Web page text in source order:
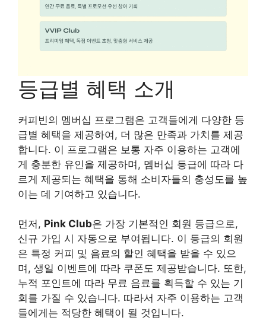
등급별 혜택 소개
커피빈의 멤버십 프로그램은 고객들에게 다양한 등
급별 혜택을 제공하여, 더 많은 만족과 가치를 제공
합니다. 이 프로그램은 보통 자주 이용하는 고객에
게 충분한 유인을 제공하며, 멤버십 등급에 따라 다
르게 제공되는 혜택을 통해 소비자들의 충성도를 높
이는 데 기여하고 있습니다.
먼저, Pink Club은 가장 기본적인 회원 등급으로,
신규 가입 시 자동으로 부여됩니다. 이 등급의 회원
은 특정 커피 및 음료의 할인 혜택을 받을 수 있으
며, 생일 이벤트에 따라 쿠폰도 제공받습니다. 또한,
누적 포인트에 따라 무료 음료를 획득할 수 있는 기
회를 가질 수 있습니다. 따라서 자주 이용하는 고객
들에게는 적당한 혜택이 될 것입니다.